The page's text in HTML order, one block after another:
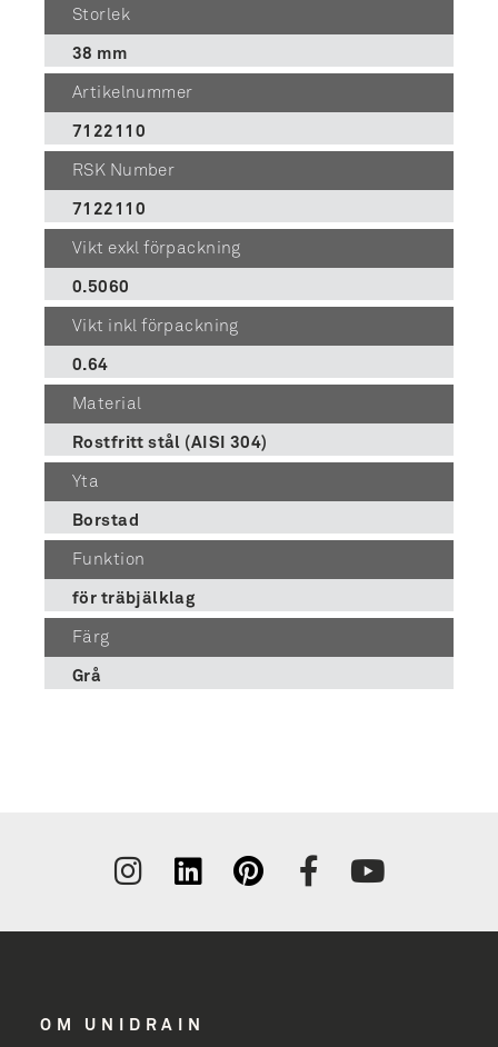
Storlek
38 mm
Artikelnummer
7122110
RSK Number
7122110
Vikt exkl förpackning
0.5060
Vikt inkl förpackning
0.64
Material
Rostfritt stål (AISI 304)
Yta
Borstad
Funktion
för träbjälklag
Färg
Grå
Tilmeld
OM UNIDRAIN